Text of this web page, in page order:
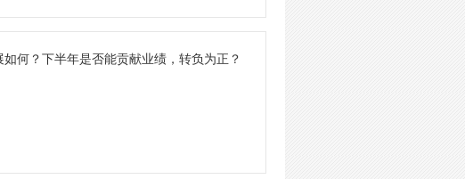
何？下半年是否能贡献业绩，转负为正？